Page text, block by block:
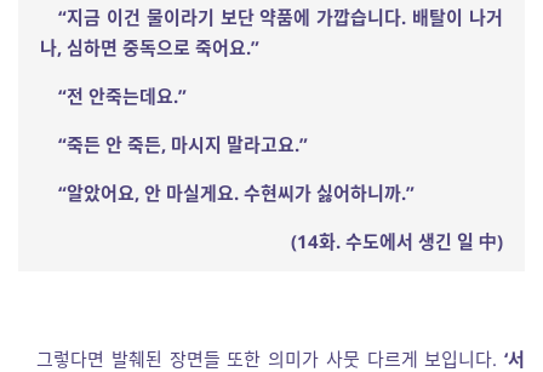
“지금 이건 물이라기 보단 약품에 가깝습니다. 배탈이 나거
나, 심하면 중독으로 죽어요.”
“전 안죽는데요.”
“죽든 안 죽든, 마시지 말라고요.”
“알았어요, 안 마실게요. 수현씨가 싫어하니까.”
(14화. 수도에서 생긴 일 中)
그렇다면 발췌된 장면들 또한 의미가 사뭇 다르게 보입니다. ‘서